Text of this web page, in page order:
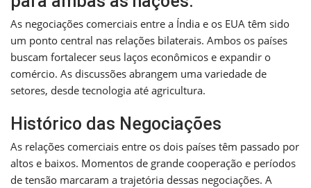
As negociações comerciais entre a Índia e os EUA têm sido
um ponto central nas relações bilaterais. Ambos os países
buscam fortalecer seus laços econômicos e expandir o
comércio. As discussões abrangem uma variedade de
setores, desde tecnologia até agricultura.
Histórico das Negociações
As relações comerciais entre os dois países têm passado por
altos e baixos. Momentos de grande cooperação e períodos
de tensão marcaram a trajetória dessas negociações. A